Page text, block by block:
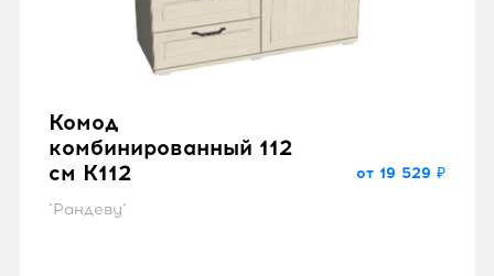
Комод
комбинированный 112
см K112
"Рандеву"
от 19 529 ₽